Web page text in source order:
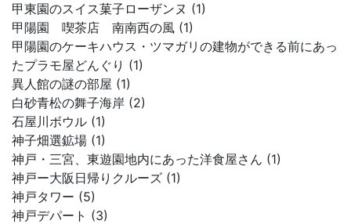
甲東園のスイス菓子ローザンヌ (1)
甲陽園 喫茶店 南南西の風 (1)
甲陽園のケーキハウス・ツマガリの建物ができる前にあっ
たプラモ屋どんぐり (1)
異人館の謎の部屋 (1)
白砂青松の舞子海岸 (2)
石屋川ボウル (1)
神子畑選鉱場 (1)
神戸・三宮、東遊園地内にあった洋食屋さん (1)
神戸ー大阪日帰りクルーズ (1)
神戸タワー (5)
神戸デパート (3)